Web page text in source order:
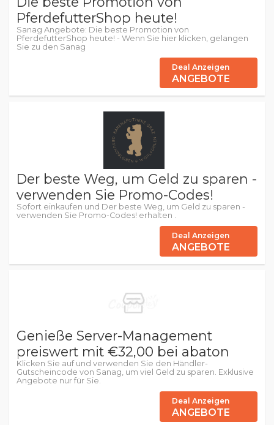
PferdefutterShop heute!
Sanag Angebote: Die beste Promotion von
PferdefutterShop heute! - Wenn Sie hier klicken, gelangen
Sie zu den Sanag
Deal Anzeigen
ANGEBOTE
Der beste Weg, um Geld zu sparen -
verwenden Sie Promo-Codes!
Sofort einkaufen und Der beste Weg, um Geld zu sparen -
verwenden Sie Promo-Codes! erhalten .
Deal Anzeigen
ANGEBOTE
Genieße Server-Management
preiswert mit €32,00 bei abaton
Klicken Sie auf und verwenden Sie den Händler-
Gutscheincode von Sanag, um viel Geld zu sparen. Exklusive
Angebote nur für Sie.
Deal Anzeigen
ANGEBOTE